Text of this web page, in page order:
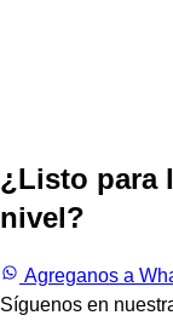
¿Listo para
nivel?
Agreganos a
Síguenos en